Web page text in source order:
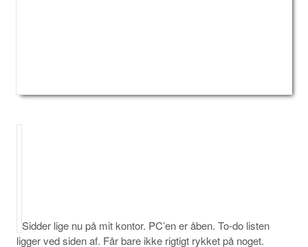
Sidder lige nu på mit kontor. PC’en er åben. To-do listen
ligger ved siden af. Får bare ikke rigtigt rykket på noget.